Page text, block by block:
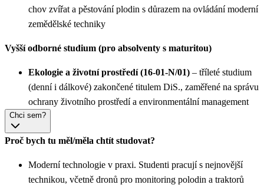
chov zvířat a pěstování plodin s důrazem na ovládání moderní
zemědělské techniky
Vyšší odborné studium (pro absolventy s maturitou)
Ekologie a životní prostředí (16-01-N/01) – tříleté studium
(denní i dálkové) zakončené titulem DiS., zaměřené na správu
ochrany životního prostředí a environmentální management
Chci sem?
Proč bych tu měl/měla chtít studovat?
Moderní technologie v praxi. Studenti pracují s nejnovější
technikou, včetně dronů pro monitoring polodin a traktorů